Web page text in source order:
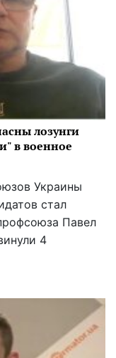
лозунги
в военное
Украины
стал
Павел
4